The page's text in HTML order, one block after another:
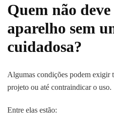
Quem não
aparelho sem
cuidadosa?
Algumas condições podem exigir
projeto ou até contraindicar o uso.
Entre elas estão: